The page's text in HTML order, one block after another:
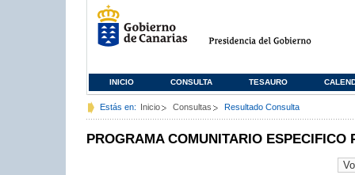
INICIO CONSULTA TESAURO
Estás en: Inicio Consultas Resultado Consulta
PROGRAMA COMUNITARIO ESPECIFICO